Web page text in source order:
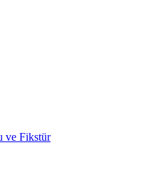
ve Fikstür